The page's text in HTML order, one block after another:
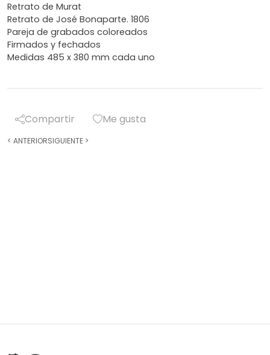
Retrato de Murat
Retrato de José Bonaparte. 1806
Pareja de grabados coloreados
Firmados y fechados
Medidas 485 x 380 mm cada uno
Compartir Me gusta
< ANTERIORSIGUIENTE >